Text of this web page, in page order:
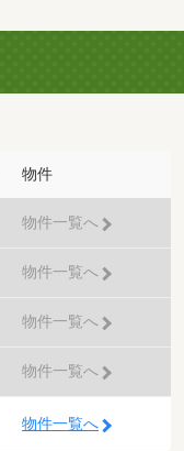
物件
物件一覧へ
物件一覧へ
物件一覧へ
物件一覧へ
物件一覧へ